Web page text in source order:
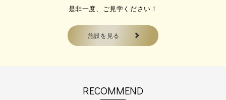
レッスン30・60分 集団指導
そ、悩み、不安解消をサポート
させていただきます！
８月【ＲＥＢＯＮＳＳＷＩＭ】
是非一度、ご見学ください！
施設を見る
RECOMMEND